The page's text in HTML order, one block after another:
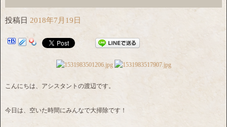
投稿日 2018年7月19日
こんにちは、アシスタントの渡辺です。
今日は、空いた時間にみんなで大掃除です！